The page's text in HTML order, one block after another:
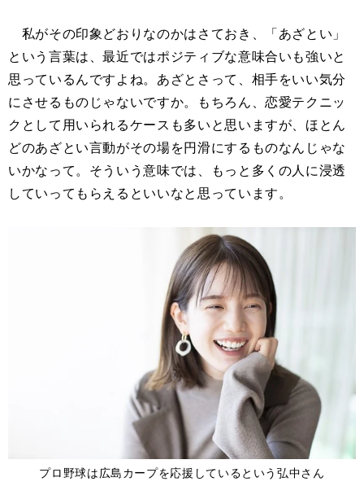
私がその印象どおりなのかはさておき、「あざとい」
という言葉は、最近ではポジティブな意味合いも強いと
思っているんですよね。あざとさって、相手をいい気分
にさせるものじゃないですか。もちろん、恋愛テクニッ
クとして用いられるケースも多いと思いますが、ほとん
どのあざとい言動がその場を円滑にするものなんじゃな
いかなって。そういう意味では、もっと多くの人に浸透
していってもらえるといいなと思っています。
プロ野球は広島カープを応援しているという弘中さん